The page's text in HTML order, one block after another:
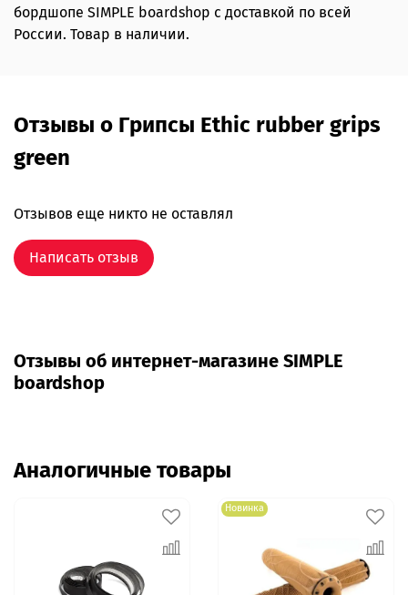
бордшопе SIMPLE boardshop с доставкой по всей
России. Товар в наличии.
Отзывы о Грипсы Ethic rubber grips
green
Отзывов еще никто не оставлял
Написать отзыв
Отзывы об интернет-магазине SIMPLE
boardshop
Аналогичные товары
Новинка